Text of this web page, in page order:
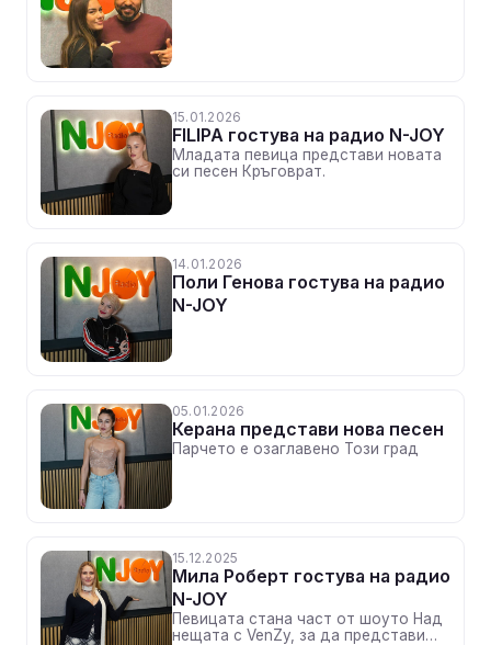
15.01.2026
FILIPA гостува на радио N-JOY
Младата певица представи новата
си песен Кръговрат.
14.01.2026
Поли Генова гостува на радио
N-JOY
05.01.2026
Керана представи нова песен
Парчето е озаглавено Този град
15.12.2025
Мила Роберт гостува на радио
N-JOY
Певицата стана част от шоуто Над
нещата с VenZy, за да представи